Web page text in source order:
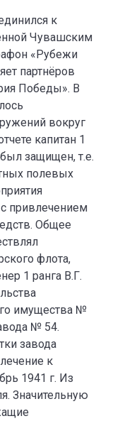
к
Чувашским
«Рубежи
партнёров
Победы». В
вокруг
капитан 1
защищен, т.е.
полевых
привлечением
Общее
флота,
1 ранга В.Г.
имущества №
№ 54.
завода
к
1941 г. Из
Значительную